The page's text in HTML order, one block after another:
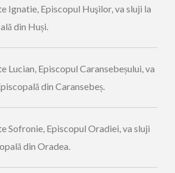
Ignatie, Episcopul Huşilor, va sluji la
din Huși.
Lucian, Episcopul Caransebeșului, va
din Caransebeș.
Sofronie, Episcopul Oradiei, va sluji
din Oradea.